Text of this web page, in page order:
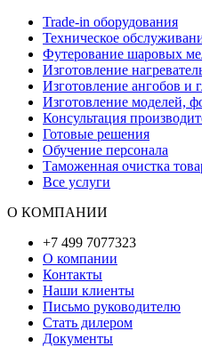
Trade-in оборудования
Техническое
Футерование шаровых
Изготовление
Изготовление ангобов и
Изготовление моделей,
Консультация
Готовые решения
Обучение персонала
Таможенная очистка
Все услуги
О КОМПАНИИ
+7 499 7077323
О компании
Контакты
Наши клиенты
Письмо руководителю
Стать дилером
Документы